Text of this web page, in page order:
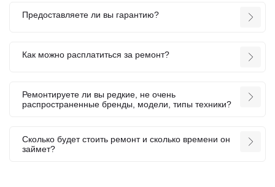
Предоставляете ли вы гарантию?
Как можно расплатиться за ремонт?
Ремонтируете ли вы редкие, не очень
распространенные бренды, модели, типы техники?
Сколько будет стоить ремонт и сколько времени он
займет?